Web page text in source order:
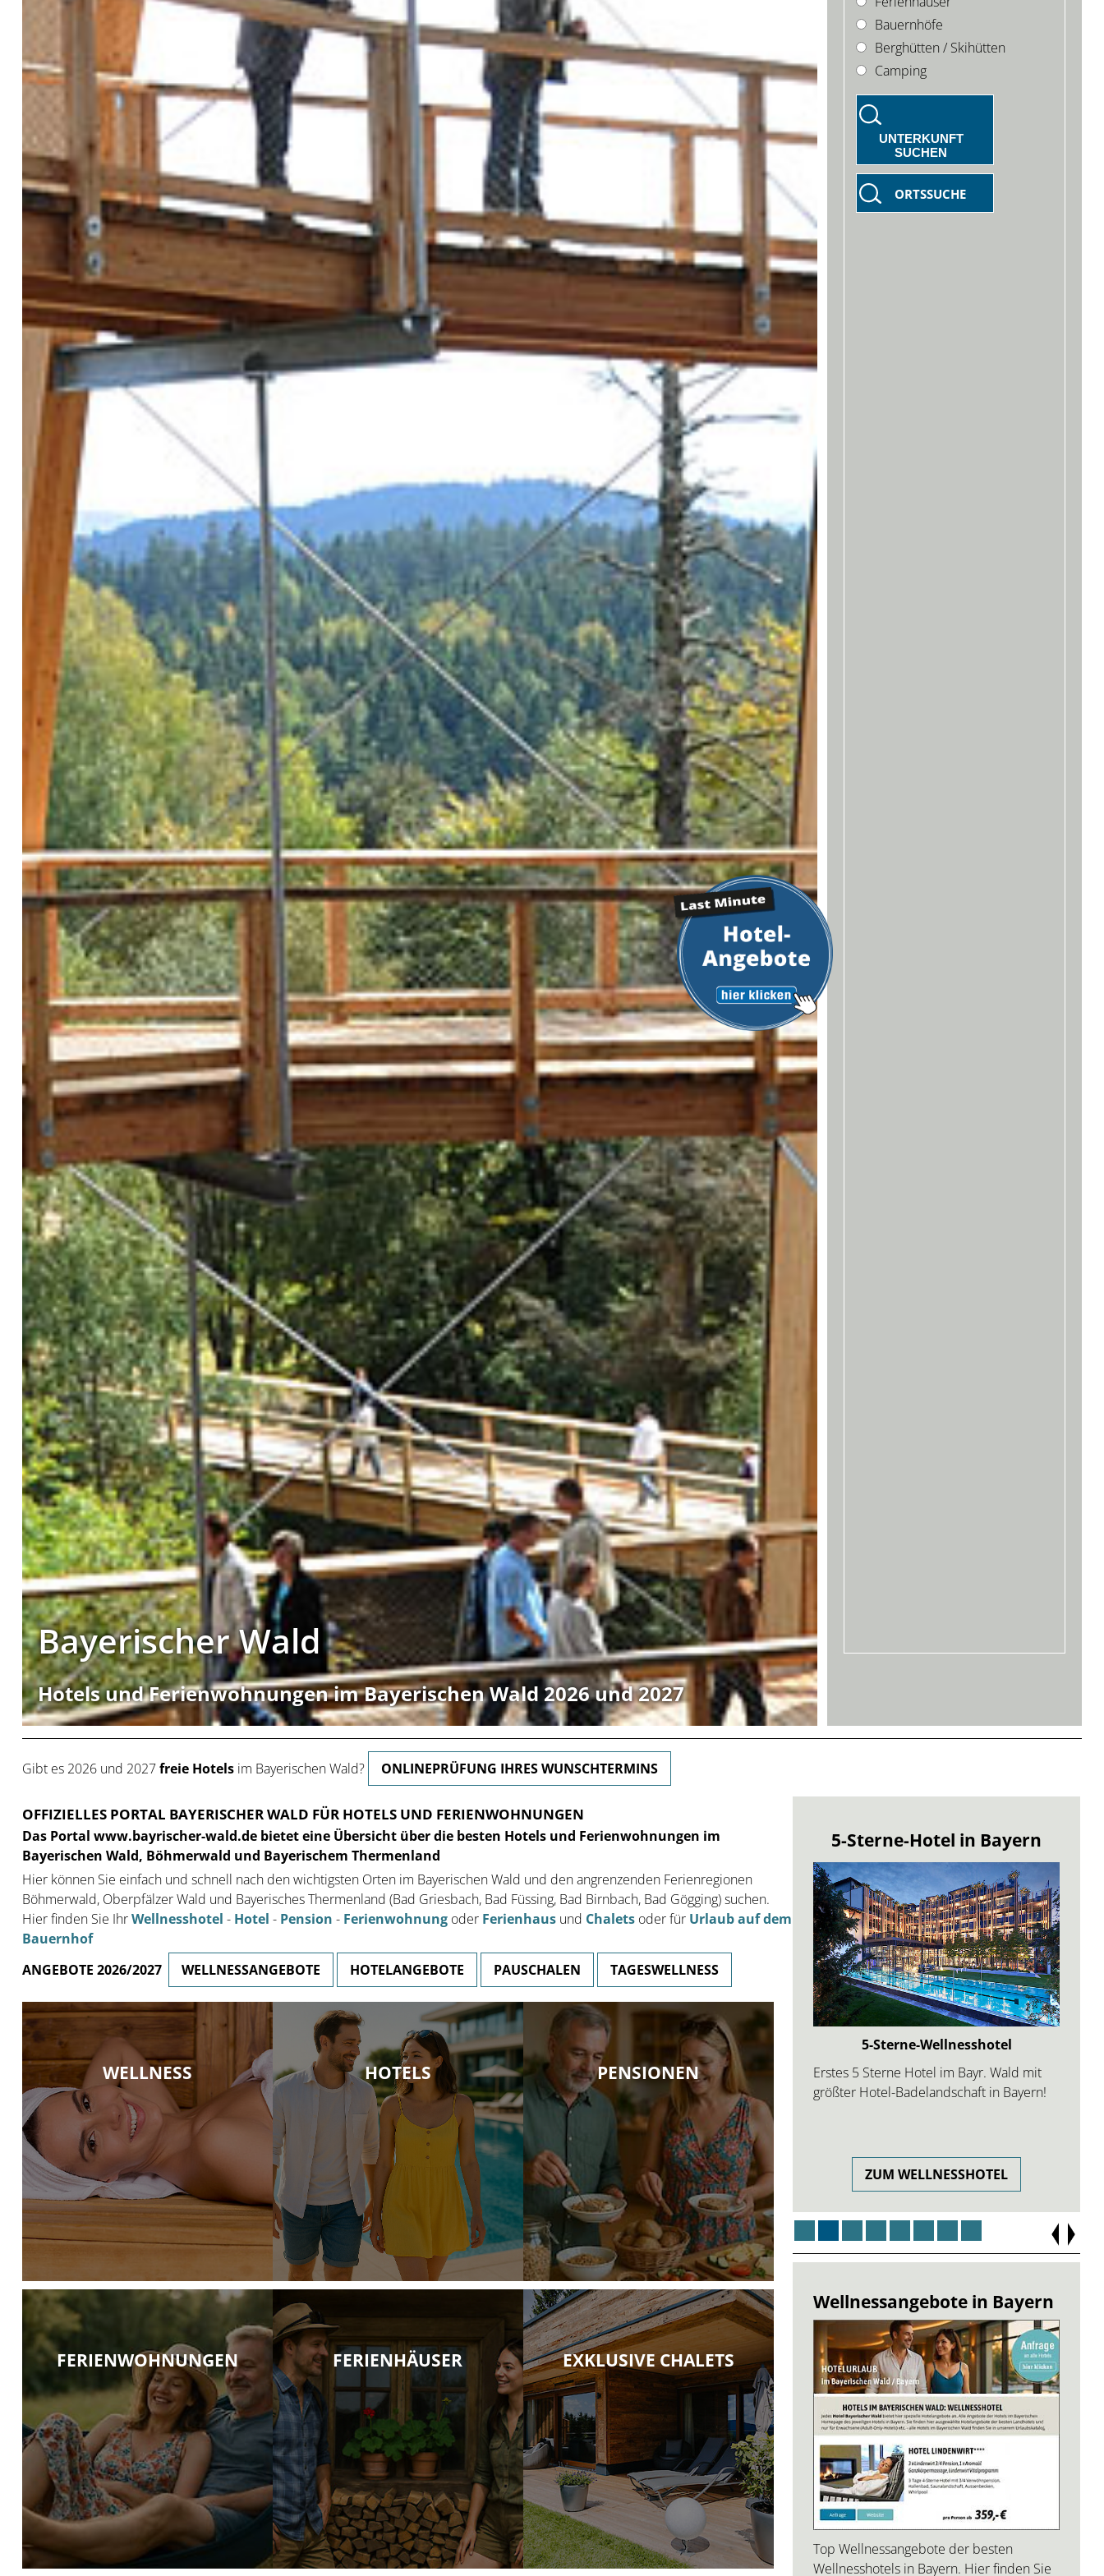
Bayerischer Wald
Hotels und Ferienwohnungen im Bayerischen Wald 2026 und 2027
Bauernhöfe
Berghütten / Skihütten
Camping
UNTERKUNFT
SUCHEN
ORTSSUCHE
Gibt es 2026 und 2027freie Hotels im Bayerischen Wald? ONLINEPRÜFUNG IHRES WUNSCHTERMINS
OFFIZIELLES PORTAL BAYERISCHER WALD FÜR HOTELS UND FERIENWOHNUNGEN
Das Portal www.bayrischer-wald.de bietet eine Übersicht über die besten Hotels und Ferienwohnungen im
Bayerischen Wald, Böhmerwald und Bayerischem Thermenland
Hier können Sie einfach und schnell nach den wichtigsten Orten im Bayerischen Wald und den angrenzenden Ferienregionen
Böhmerwald, Oberpfälzer Wald und Bayerisches Thermenland (Bad Griesbach, Bad Füssing, Bad Birnbach, Bad Gögging) suchen.
Hier finden Sie IhrWellnesshotel - Hotel - Pension - Ferienwohnungoder Ferienhaus und Chaletsoder für Urlaub auf dem
Bauernhof
ANGEBOTE 2026/2027
WELLNESSANGEBOTE HOTELANGEBOTE PAUSCHALEN TAGESWELLNESS
WELLNESS HOTELS PENSIONEN
FERIENWOHNUNGEN FERIENHÄUSER EXKLUSIVE CHALETS
Hotelangebote in Bayern
Top-Angebote der besten Hotels und
Pensionen in Bayern. Hier finden Sie
ständig wechselnde Sonderangebote für
Ihren Urlaub im Bayerischen Wald.
HOTELANGEBOTE
5-Sterne-Hotel in Bayern
5-Sterne-Wellnesshotel
Erstes 5 Sterne Hotel im Bayr. Wald mit
größter Hotel-Badelandschaft in Bayern!
ZUM WELLNESSHOTEL
Gesundheitsurlaub
Heilfasten in Bayern
Das Fastenhotel Rathberger Hof ist
spezialisiert auf Gesundheitsurlaub,
HEILFASTEN IM URLAUB
Wellnessangebote in Bayern
Top Wellnessangebote der besten
Wellnesshotels in Bayern. Hier finden Sie